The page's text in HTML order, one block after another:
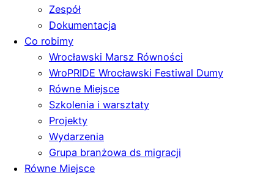
Zespół
Dokumentacja
Co robimy
Wrocławski Marsz Równości
WroPRIDE Wrocławski Festiwal Dumy
Równe Miejsce
Szkolenia i warsztaty
Projekty
Wydarzenia
Grupa branżowa ds migracji
Równe Miejsce